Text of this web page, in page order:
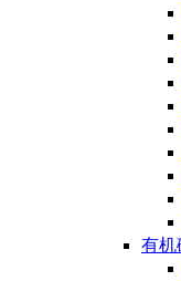
有机